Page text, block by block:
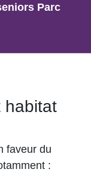
Parc
habitat
faveur du
: